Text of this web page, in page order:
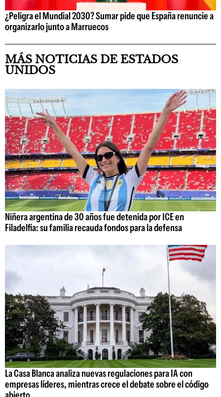
¿Peligra el Mundial 2030? Sumar pide que España renuncie a
organizarlo junto a Marruecos
MÁS NOTICIAS DE ESTADOS
UNIDOS
Niñera argentina de 30 años fue detenida por ICE en
Filadelfia: su familia recauda fondos para la defensa
La Casa Blanca analiza nuevas regulaciones para IA con
empresas líderes, mientras crece el debate sobre el código